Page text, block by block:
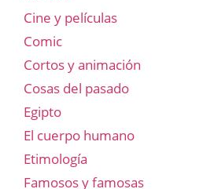
Cine y películas
Comic
Cortos y animación
Cosas del pasado
Egipto
El cuerpo humano
Etimología
Famosos y famosas